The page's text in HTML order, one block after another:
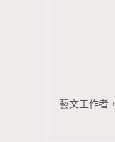
藝文工作者